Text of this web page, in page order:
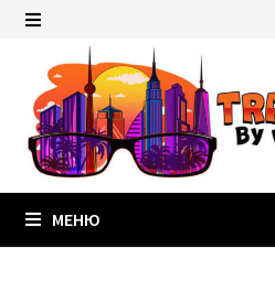
Перейти
содержимому
МЕНЮ